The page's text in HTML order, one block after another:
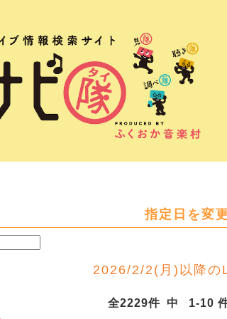
指定日を変
2026/2/2(月)以降
全2229件 中 1-10